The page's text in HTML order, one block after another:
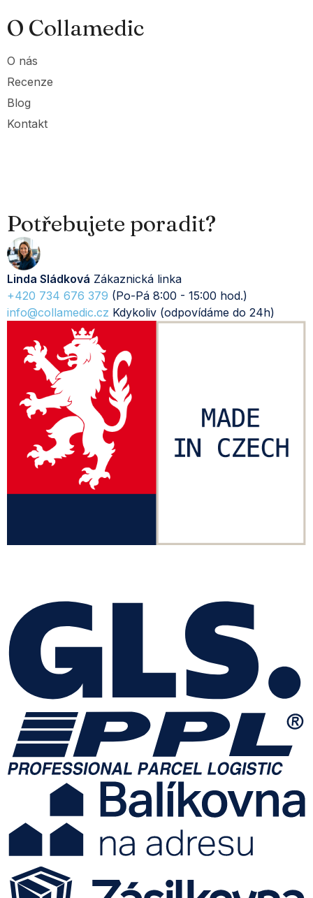
O Collamedic
O nás
Recenze
Blog
Kontakt
Potřebujete poradit?
Linda Sládková Zákaznická linka
+420 734 676 379 (Po-Pá 8:00 - 15:00 hod.)
info@collamedic.cz Kdykoliv (odpovídáme do 24h)